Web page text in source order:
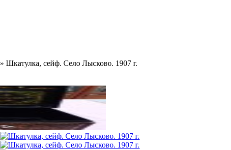
» Шкатулка, сейф. Село Лысково. 1907 г.